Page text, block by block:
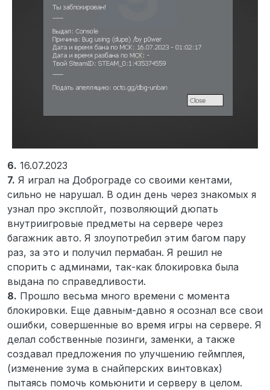
6. 16.07.2023
7. Я играл на Доброграде со своими кентами,
сильно не нарушал. В один день через знакомых я
узнал про эксплойт, позволяющий дюпать
внутриигровые предметы на сервере через
багажник авто. Я злоупотребил этим багом пару
раз, за это и получил пермабан. Я решил не
спорить с админами, так-как блокировка была
выдана по справедливости.
8. Прошло весьма много времени с момента
блокировки. Еще давным-давно я осознал все свои
ошибки, совершенные во время игры на сервере. Я
делал собственные позинги, заменки, а также
создавал предложения по улучшению геймплея,
(изменение зума в снайперских винтовках)
пытаясь помочь комьюнити и серверу в целом.